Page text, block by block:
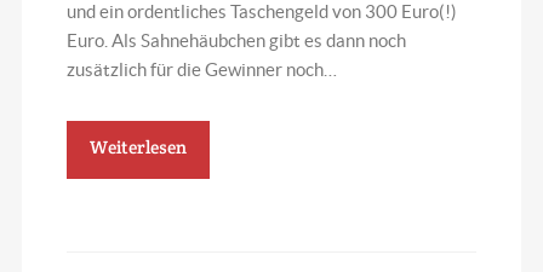
und ein ordentliches Taschengeld von 300 Euro(!)
Euro. Als Sahnehäubchen gibt es dann noch
zusätzlich für die Gewinner noch…
Weiterlesen